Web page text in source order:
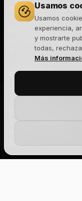
Usamos
Usamos
experiencia,
y mostrarte
todas,
Más
Gastos y plazos de
Devoluciones
Métodos de pago
Preguntas frecuentes
Contacto
EMPRESA
Sobre nosotros
Aviso legal
Términos y condiciones
Blog